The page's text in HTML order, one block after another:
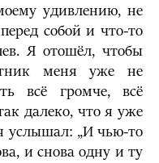
удивлению, не
собой и что-то
Я отошёл, чтобы
меня уже не
всё громче, всё
далеко, что я уже
услышал: „И чью-то
и снова одну и ту